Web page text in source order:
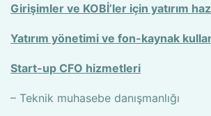
Girişimler ve KOBİ’ler için yatırım
Yatırım yönetimi ve fon-kaynak
Start-up CFO hizmetleri
– Teknik muhasebe danışmanlığı